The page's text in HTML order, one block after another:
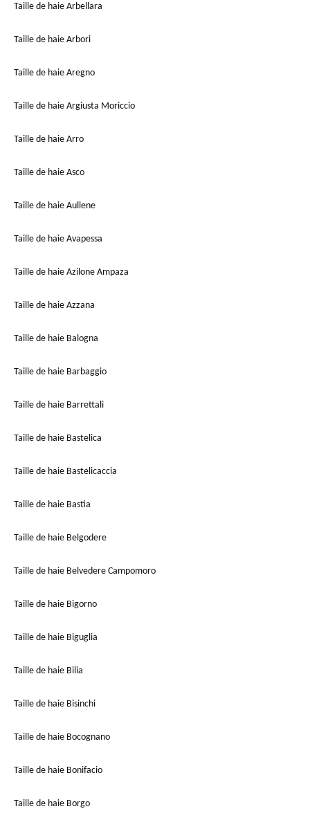
Taille de haie Arbellara
Taille de haie Arbori
Taille de haie Aregno
Taille de haie Argiusta Moriccio
Taille de haie Arro
Taille de haie Asco
Taille de haie Aullene
Taille de haie Avapessa
Taille de haie Azilone Ampaza
Taille de haie Azzana
Taille de haie Balogna
Taille de haie Barbaggio
Taille de haie Barrettali
Taille de haie Bastelica
Taille de haie Bastelicaccia
Taille de haie Bastia
Taille de haie Belgodere
Taille de haie Belvedere Campomoro
Taille de haie Bigorno
Taille de haie Biguglia
Taille de haie Bilia
Taille de haie Bisinchi
Taille de haie Bocognano
Taille de haie Bonifacio
Taille de haie Borgo